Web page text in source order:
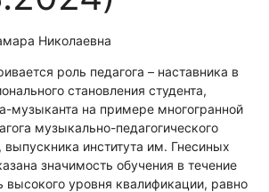
Николаевна
роль педагога – наставника в
становления студента,
музыканта на примере многогранной
музыкально-педагогического
института им. Гнесиных
значимость обучения в течение
высокого уровня квалификации, равно